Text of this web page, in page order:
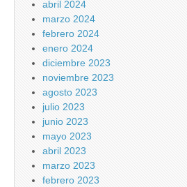
abril 2024
marzo 2024
febrero 2024
enero 2024
diciembre 2023
noviembre 2023
agosto 2023
julio 2023
junio 2023
mayo 2023
abril 2023
marzo 2023
febrero 2023